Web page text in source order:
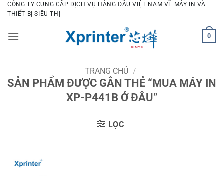
Bỏ
qua
dung
CÔNG TY CUNG CẤP DỊCH VỤ HÀNG ĐẦU VIỆT NAM VỀ MÁY IN VÀ
THIẾT BỊ SIÊU THỊ
0
TRANG CHỦ /
SẢN PHẨM ĐƯỢC GẮN THẺ “MUA MÁY IN
XP-P441B Ở ĐÂU”
LỌC